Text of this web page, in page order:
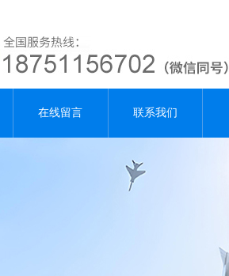
在线留言 联系我们